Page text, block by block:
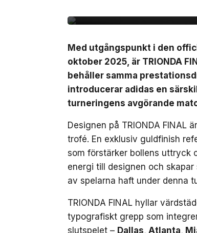
Med utgångspunkt i den
oktober 2025, är TRIONDA
behåller samma
introducerar adidas en
turneringens avgörande
Designen på TRIONDA FINAL
trofé. En exklusiv guldfinish
som förstärker bollens uttryck
energi till designen och
av spelarna haft under denna
TRIONDA FINAL hyllar
typografiskt grepp som
slutspelet – Dallas, Atlanta,